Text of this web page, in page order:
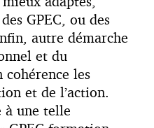
GPEC, ou des
autre démarche
et du
les
et de l’action.
à une telle